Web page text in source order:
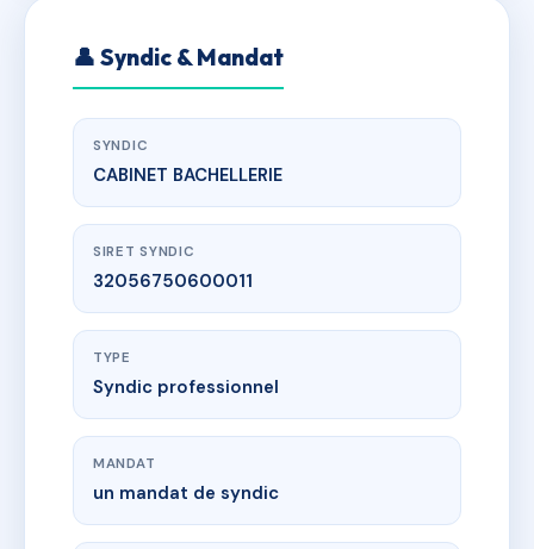
👤 Syndic & Mandat
SYNDIC
CABINET BACHELLERIE
SIRET SYNDIC
32056750600011
TYPE
Syndic professionnel
MANDAT
un mandat de syndic